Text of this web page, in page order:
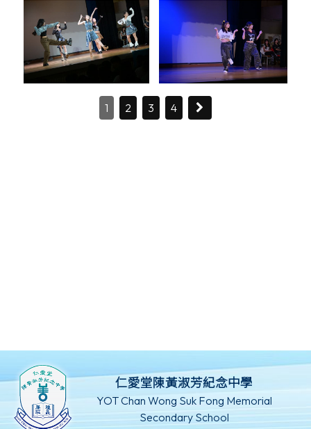
1 2 3 4
仁愛堂陳黃淑芳紀念中學
YOT Chan Wong Suk Fong Memorial
Secondary School